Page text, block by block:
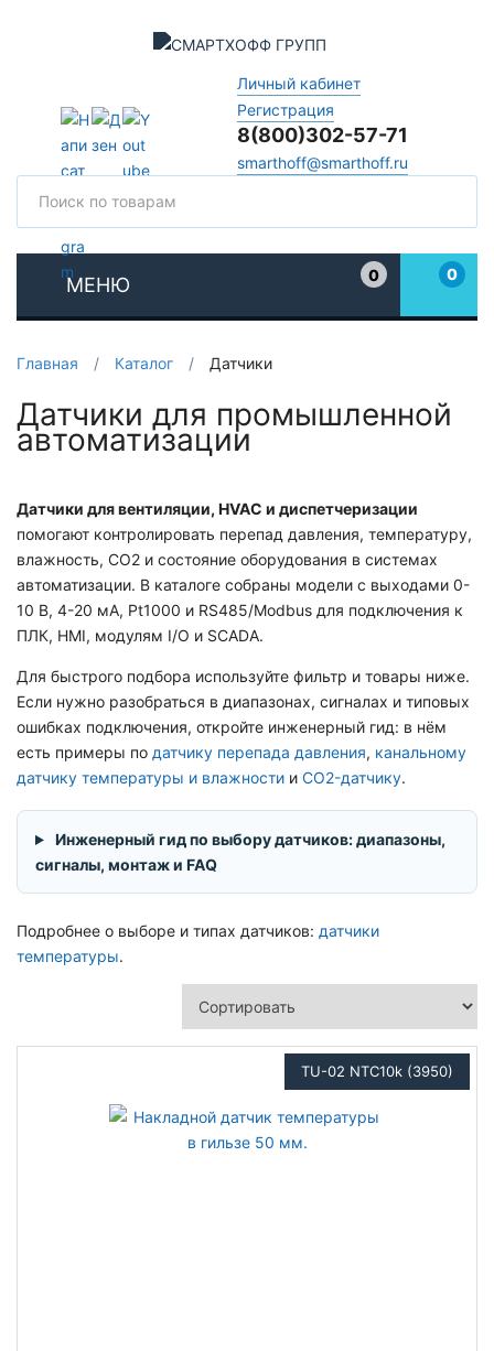
Личный кабинет
Регистрация
8(800)302-57-71
smarthoff@smarthoff.ru
МЕНЮ
0
0
Главная / Каталог / Датчики
Датчики для промышленной
автоматизации
Датчики для вентиляции, HVAC и диспетчеризации
помогают контролировать перепад давления, температуру,
влажность, CO2 и состояние оборудования в системах
автоматизации. В каталоге собраны модели с выходами 0-
10 В, 4-20 мА, Pt1000 и RS485/Modbus для подключения к
ПЛК, HMI, модулям I/O и SCADA.
Для быстрого подбора используйте фильтр и товары ниже.
Если нужно разобраться в диапазонах, сигналах и типовых
ошибках подключения, откройте инженерный гид: в нём
есть примеры по датчику перепада давления, канальному
датчику температуры и влажности и CO2-датчику.
Инженерный гид по выбору датчиков: диапазоны,
сигналы, монтаж и FAQ
Подробнее о выборе и типах датчиков: датчики
температуры.
TU-02 NTC10k (3950)